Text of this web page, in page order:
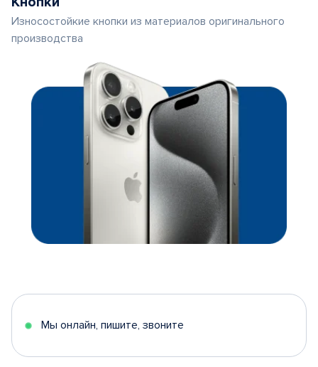
Износостойкие кнопки из материалов оригинального
производства
Мы онлайн, пишите, звоните